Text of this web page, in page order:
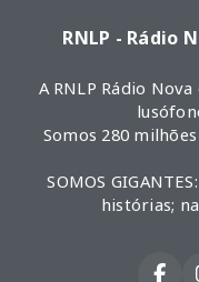
RNLP - Rádio
A RNLP Rádio
Somos 280
SOMOS
histórias;